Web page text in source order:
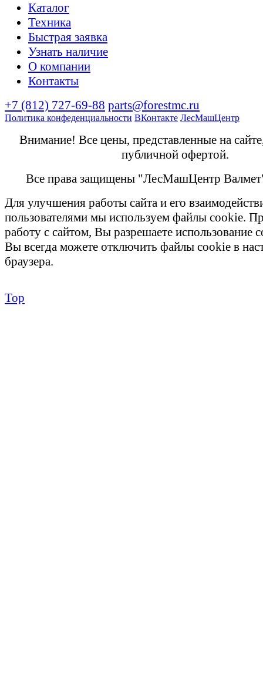
Каталог
Техника
Быстрая заявка
Узнать наличие
О компании
Контакты
+7 (812) 727-69-88 parts@forestmc.ru
Политика конфеденциальности ВКонтакте ЛесМашЦентр
Внимание! Все цены, представленные на
публичной офертой.
Все права защищены "ЛесМашЦентр
Для улучшения работы сайта и его
пользователями мы используем файлы cookie.
работу с сайтом, Вы разрешаете использование
Вы всегда можете отключить файлы cookie в
браузера.
Top